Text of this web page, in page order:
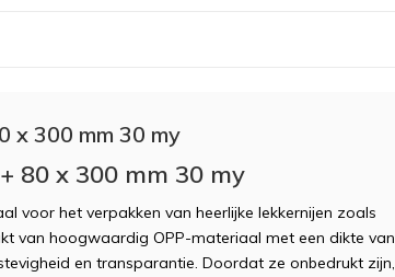
x 300 mm 30 my
80 x 300 mm 30 my
voor het verpakken van heerlijke lekkernijen zoals
van hoogwaardig OPP-materiaal met een dikte van
en transparantie. Doordat ze onbedrukt zijn,